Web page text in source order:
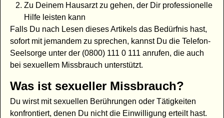
Zu Deinem Hausarzt zu gehen, der Dir professionelle
Hilfe leisten kann
Falls Du nach Lesen dieses Artikels das Bedürfnis hast,
sofort mit jemandem zu sprechen, kannst Du die Telefon-
Seelsorge unter der (0800) 111 0 111 anrufen, die auch
bei sexuellem Missbrauch unterstützt.
Was ist sexueller Missbrauch?
Du wirst mit sexuellen Berührungen oder Tätigkeiten
konfrontiert, denen Du nicht die Einwilligung erteilt hast.